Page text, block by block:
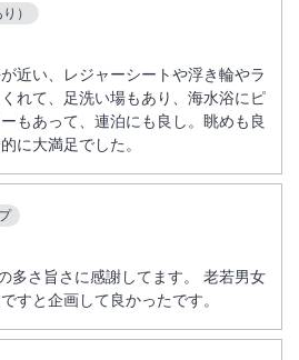
）
近い、レジャーシートや浮き輪やラ
れて、足洗い場もあり、海水浴にピ
もあって、連泊にも良し。眺めも良
に大満足でした。
多さ旨さに感謝してます。 老若男女
すと企画して良かったです。